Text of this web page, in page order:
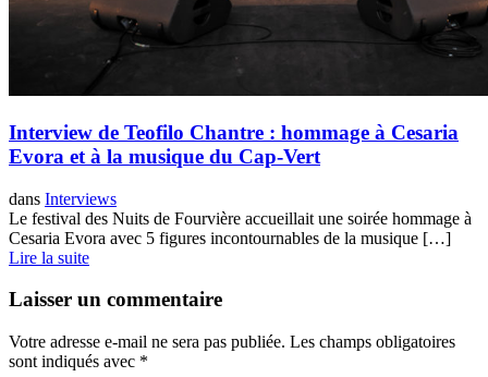
Interview de Teofilo Chantre : hommage à Cesaria
Evora et à la musique du Cap-Vert
dans Interviews
Le festival des Nuits de Fourvière accueillait une soirée hommage à
Cesaria Evora avec 5 figures incontournables de la musique […]
Lire la suite
Laisser un commentaire
Votre adresse e-mail ne sera pas publiée. Les champs obligatoires
sont indiqués avec *